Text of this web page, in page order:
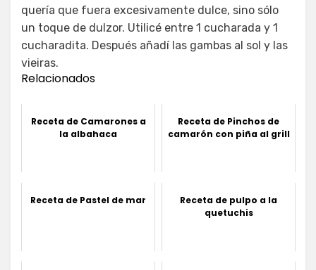
quería que fuera excesivamente dulce, sino sólo
un toque de dulzor. Utilicé entre 1 cucharada y 1
cucharadita. Después añadí las gambas al sol y las
vieiras.
Relacionados
Receta de Camarones a
la albahaca
Receta de Pinchos de
camarón con piña al grill
Receta de Pastel de mar
Receta de pulpo a la
quetuchis